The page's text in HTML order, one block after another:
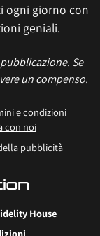
ogni giorno con
geniali.
Se
un compenso.
e condizioni
con noi
pubblicità
House